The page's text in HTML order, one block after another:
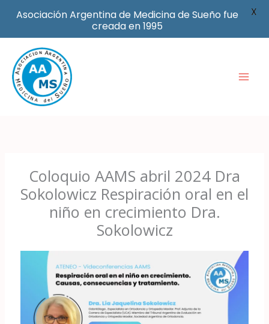
contenido
Coloquio AAMS abril 2024 Dra
Sokolowicz Respiración oral en el
niño en crecimiento Dra.
Sokolowicz
Asociación Argentina de Medicina de Sueño fue
creada en 1995
X